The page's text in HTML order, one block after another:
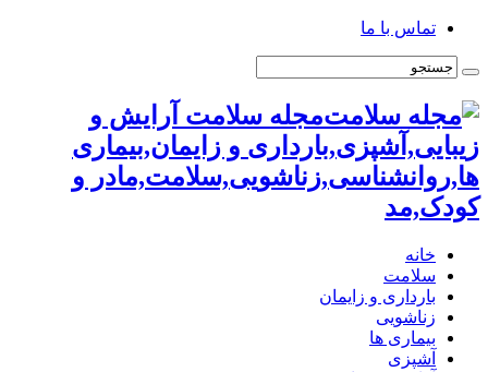
تماس با ما
مجله سلامت آرایش و
زیبایی,آشپزی,بارداری و زایمان,بیماری
ها,روانشناسی,زناشویی,سلامت,مادر و
کودک,مد
خانه
سلامت
بارداری و زایمان
زناشویی
بیماری ها
آشپزی